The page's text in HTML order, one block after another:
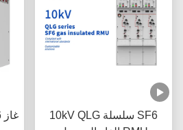
10kV QLG سلسلة SF6